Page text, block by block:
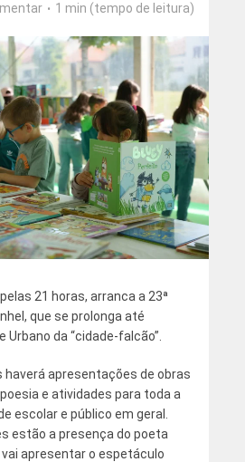
1 min (tempo de leitura)
21 horas, arranca a 23ª
que se prolonga até
Urbano da “cidade-falcão”.
haverá apresentações de obras
e atividades para toda a
escolar e público em geral.
estão a presença do poeta
vai apresentar o espetáculo